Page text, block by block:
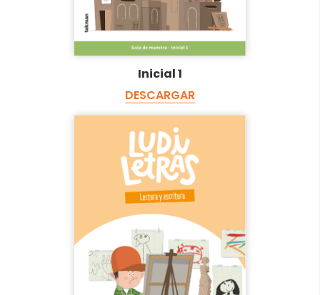
Inicial 1
DESCARGAR